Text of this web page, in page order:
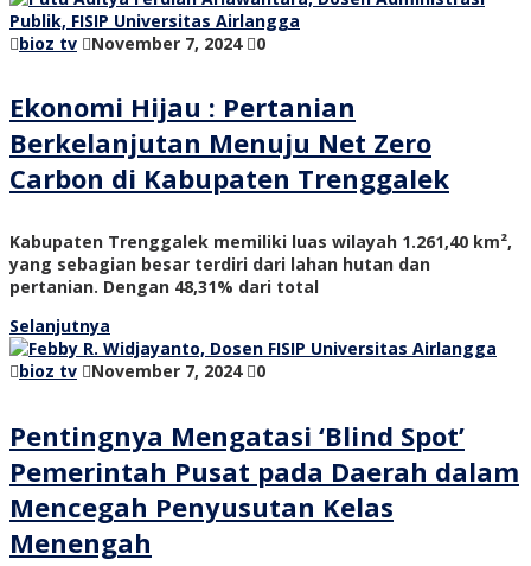
bioz tv November 7, 2024 0
Ekonomi Hijau : Pertanian
Berkelanjutan Menuju Net Zero
Carbon di Kabupaten Trenggalek
Kabupaten Trenggalek memiliki luas wilayah 1.261,40 km²,
yang sebagian besar terdiri dari lahan hutan dan
pertanian. Dengan 48,31% dari total
Selanjutnya
bioz tv
November 7, 2024 0
Pentingnya Mengatasi ‘Blind Spot’
Pemerintah Pusat pada Daerah dalam
Mencegah Penyusutan Kelas
Menengah